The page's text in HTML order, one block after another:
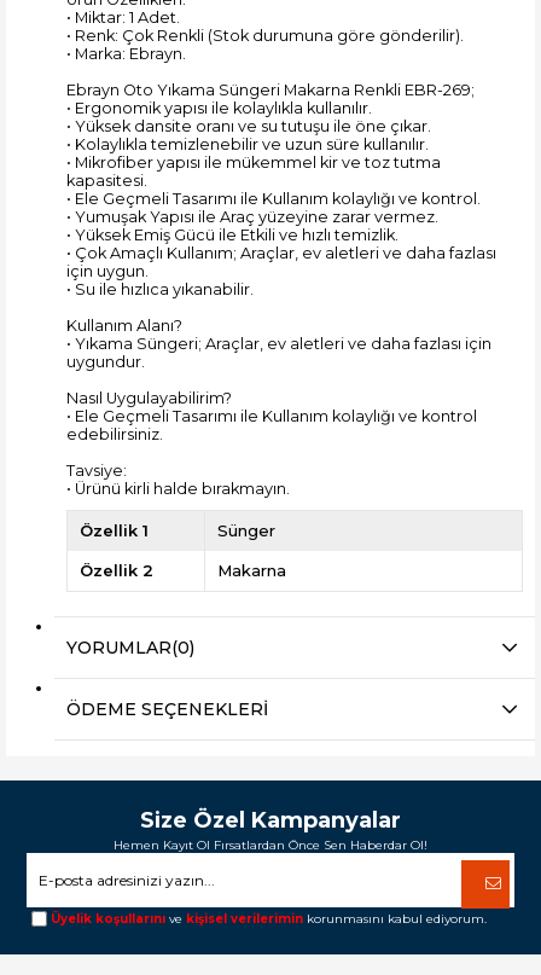
• Miktar: 1 Adet.
• Renk: Çok Renkli (Stok durumuna göre gönderilir).
• Marka: Ebrayn.
Ebrayn Oto Yıkama Süngeri Makarna Renkli EBR-269;
• Ergonomik yapısı ile kolaylıkla kullanılır.
• Yüksek dansite oranı ve su tutuşu ile öne çıkar.
• Kolaylıkla temizlenebilir ve uzun süre kullanılır.
• Mikrofiber yapısı ile mükemmel kir ve toz tutma
kapasitesi.
• Ele Geçmeli Tasarımı ile Kullanım kolaylığı ve kontrol.
• Yumuşak Yapısı ile Araç yüzeyine zarar vermez.
• Yüksek Emiş Gücü ile Etkili ve hızlı temizlik.
• Çok Amaçlı Kullanım; Araçlar, ev aletleri ve daha fazlası
için uygun.
• Su ile hızlıca yıkanabilir.
Kullanım Alanı?
• Yıkama Süngeri; Araçlar, ev aletleri ve daha fazlası için
uygundur.
Nasıl Uygulayabilirim?
• Ele Geçmeli Tasarımı ile Kullanım kolaylığı ve kontrol
edebilirsiniz.
Tavsiye:
• Ürünü kirli halde bırakmayın.
Özellik 1 Sünger
Özellik 2 Makarna
YORUMLAR(0)
ÖDEME SEÇENEKLERI
Size Özel Kampanyalar
Hemen Kayıt Ol Fırsatlardan Önce Sen Haberdar Ol!
Üyelik koşullarını ve kişisel verilerimin korunmasını kabul ediyorum.